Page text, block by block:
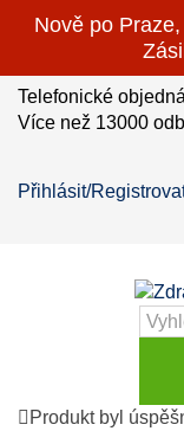
Nově po
Telefonické
Více než 13000
Přihlásit/
Produkt byl